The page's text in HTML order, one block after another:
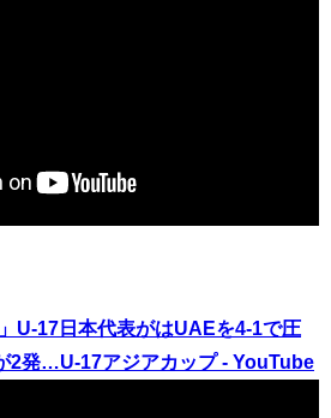
U-17日本代表がはUAEを4-1で圧
2発…U-17アジアカップ - YouTube